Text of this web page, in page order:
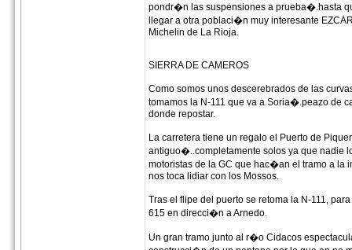
pondr�n las suspensiones a prueba�.hasta
llegar a otra poblaci�n muy interesante
Michelin de La Rioja.
SIERRA DE CAMEROS
Como somos unos descerebrados de las
tomamos la N-111 que va a Soria�.peazo de
donde repostar.
La carretera tiene un regalo el Puerto de
antiguo�..completamente solos ya que nadie
motoristas de la GC que hac�an el tramo a
nos toca lidiar con los Mossos.
Tras el flipe del puerto se retoma la N-111,
615 en direcci�n a Arnedo.
Un gran tramo junto al r�o Cidacos